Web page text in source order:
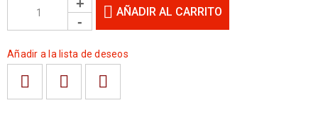
AÑADIR AL CARRITO
Añadir a la lista de deseos